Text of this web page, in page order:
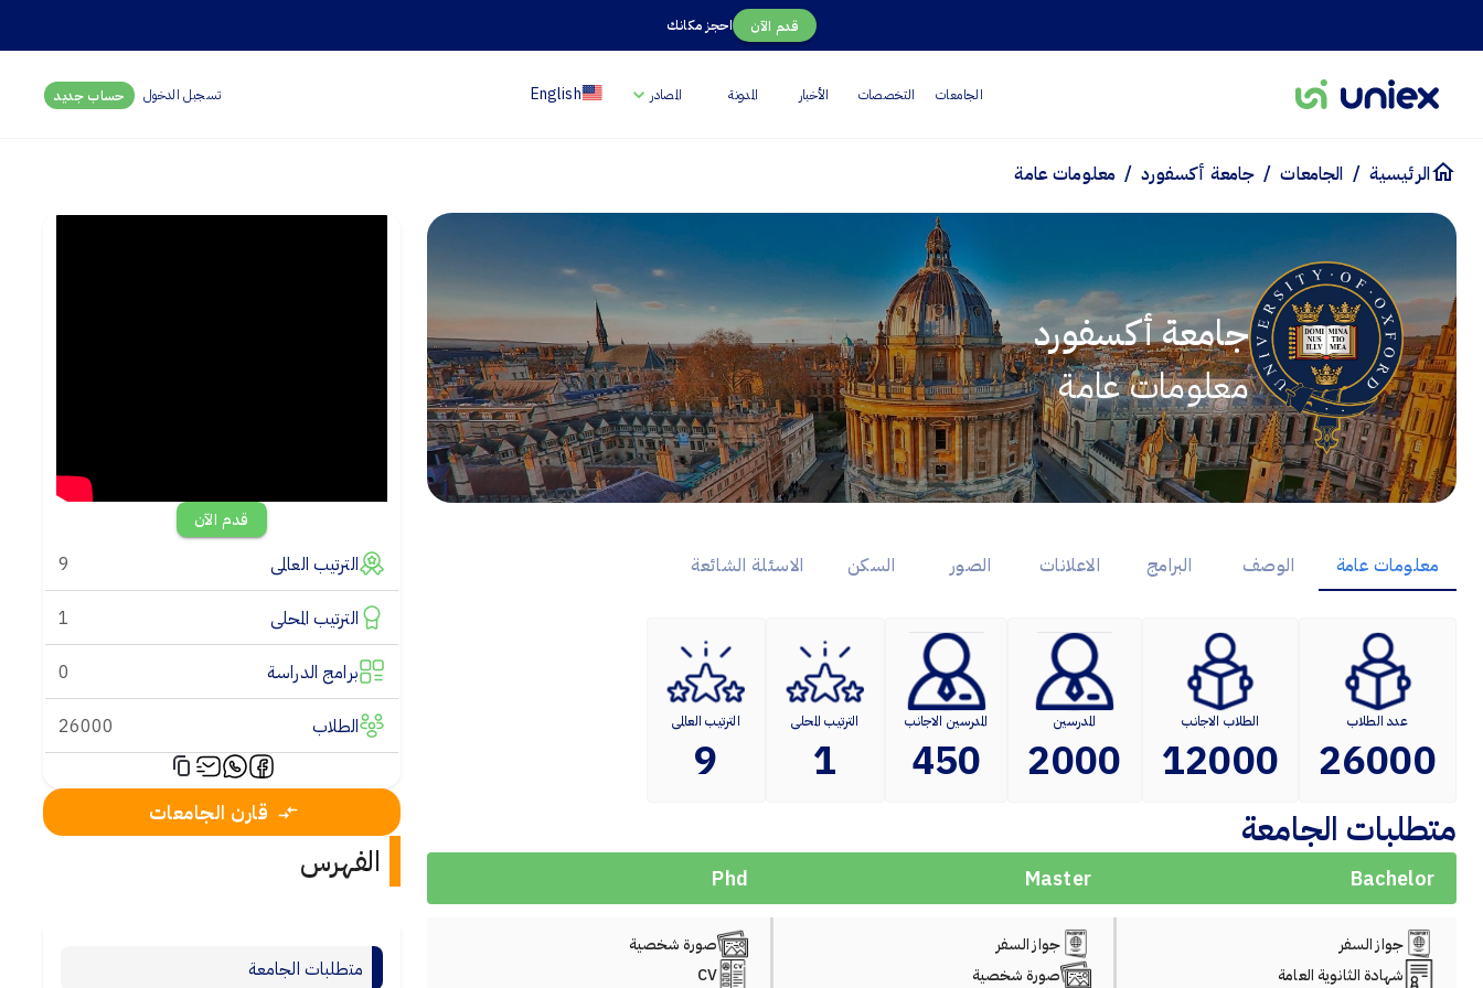
احجز مكانك قدم الآن
الجامعات التخصصات الأخبار المدونة المصادر English تسجبل الدخول حساب جديد
الرئيسية / الجامعات / جامعة أكسفورد / معلومات عامة
جامعة أكسفورد
معلومات عامة
معلومات عامة الوصف البرامج الاعلانات الصور السكن الاسئلة الشائعة
عدد الطلاب
26000
الطلاب الاجانب
12000
المدرسين
2000
المدرسين الاجانب
450
الترتيب المحلى
1
الترتيب العالمى
9
متطلبات الجامعة
Bachelor
جواز السفر
شهادة الثانوية العامة
Master
جواز السفر
صورة شخصية
Phd
صورة شخصية
CV
قدم الآن
الترتيب العالمى 9
الترتيب المحلى 1
برامج الدراسة 0
الطلاب 26000
قارن الجامعات
الفهرس
متطلبات الجامعة